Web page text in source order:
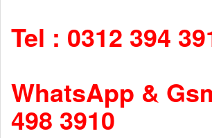
Tel : 0312 394
WhatsApp &
498 3910